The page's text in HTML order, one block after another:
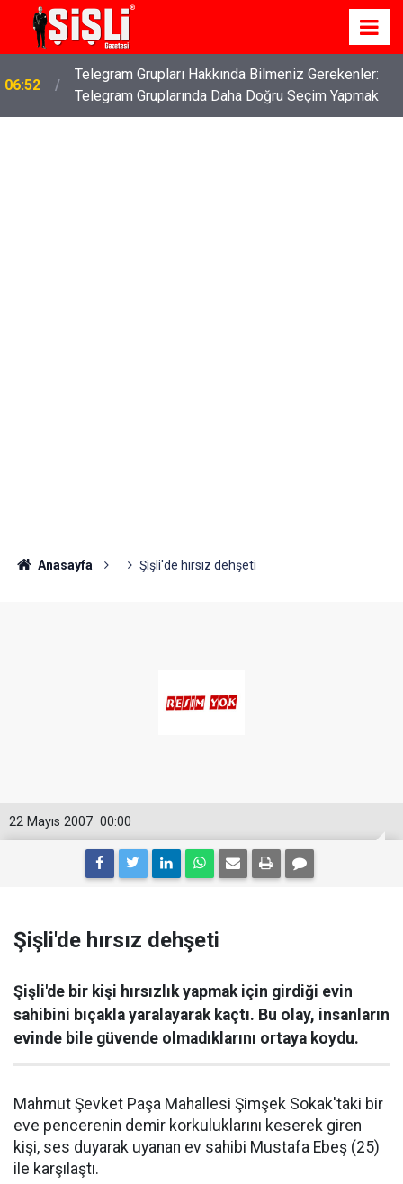
06:52
Telegram Grupları Hakkında Bilmeniz Gerekenler:
Telegram Gruplarında Daha Doğru Seçim Yapmak
Anasayfa Şişli'de hırsız dehşeti
00:00
22 Mayıs 2007
Şişli'de hırsız dehşeti
Şişli'de bir kişi hırsızlık yapmak için girdiği evin
sahibini bıçakla yaralayarak kaçtı. Bu olay, insanların
evinde bile güvende olmadıklarını ortaya koydu.
Mahmut Şevket Paşa Mahallesi Şimşek Sokak'taki bir
eve pencerenin demir korkuluklarını keserek giren
kişi, ses duyarak uyanan ev sahibi Mustafa Ebeş (25)
ile karşılaştı.